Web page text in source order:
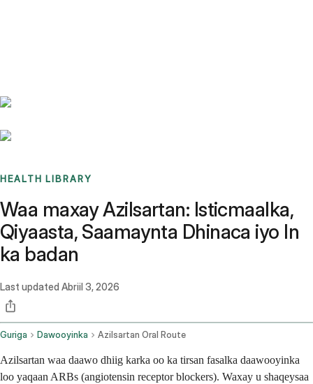
HEALTH LIBRARY
Waa maxay Azilsartan: Isticmaalka,
Qiyaasta, Saamaynta Dhinaca iyo In
ka badan
Last updated Abriil 3, 2026
Guriga Dawooyinka Azilsartan Oral Route
Azilsartan waa daawo dhiig karka oo ka tirsan fasalka daawooyinka
loo yaqaan ARBs (angiotensin receptor blockers). Waxay u shaqeysaa